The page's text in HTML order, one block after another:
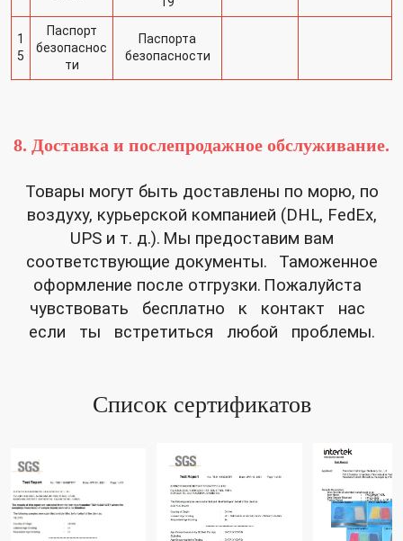
1
5
Паспорт
безопаснос
ти
Паспорта
безопасности
8. Доставка и послепродажное обслуживание.
Товары могут быть доставлены по морю, по
воздуху, курьерской компанией (DHL, FedEx,
UPS и т. д.). Мы предоставим вам
соответствующие документы.
Таможенное
оформление после отгрузки. Пожалуйста
чувствовать бесплатно к контакт нас
если ты встретиться любой проблемы.
Список сертификатов